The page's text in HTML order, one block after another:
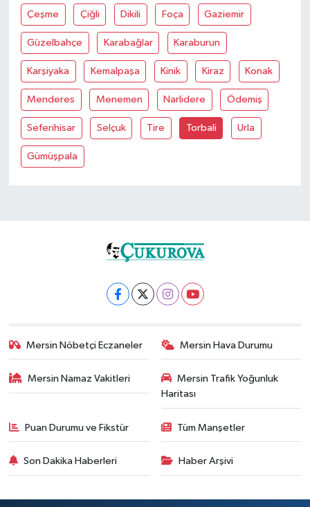
Çeşme Çiğli Dikili Foça Gaziemir
Güzelbahçe Karabağlar Karaburun
Karşiyaka Kemalpaşa Kinik Kiraz Konak
Menderes Menemen Narlidere Ödemiş
Seferihisar Selçuk Tire Torbali Urla
Gümüşpala
Mersin Nöbetçi Eczaneler Mersin Hava Durumu
Mersin Namaz Vakitleri
Mersin Trafik Yoğunluk
Haritası
Puan Durumu ve Fikstür Tüm Manşetler
Son Dakika Haberleri Haber Arşivi